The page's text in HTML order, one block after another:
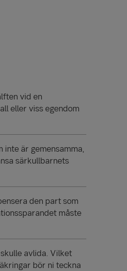
vid en
eller viss egendom
är gemensamma,
särkullbarnets
den part som
måste
avlida. Vilket
bör ni teckna